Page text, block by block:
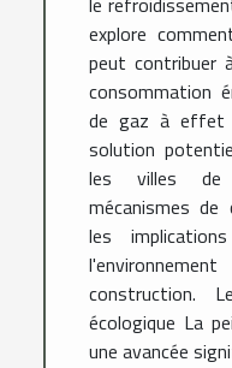
explore
peut contribuer
consommation
de gaz à effet
solution
les villes de
mécanismes
les
construction.
écologique La
une avancée